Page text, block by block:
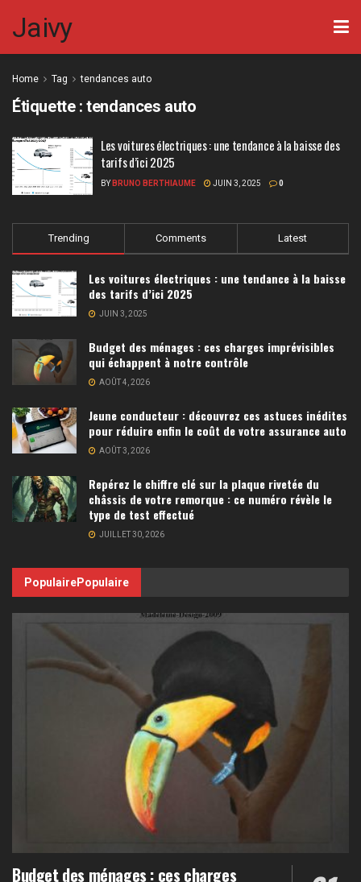
Jaivy
Home Tag tendances auto
Étiquette :tendances auto
Les voitures électriques : une tendance à la baisse des
tarifs d’ici 2025
BY BRUNO BERTHIAUME JUIN 3, 2025 0
Trending Comments Latest
Les voitures électriques : une tendance à la baisse
des tarifs d’ici 2025
JUIN 3, 2025
Budget des ménages : ces charges imprévisibles
qui échappent à notre contrôle
AOÛT 4, 2026
Jeune conducteur : découvrez ces astuces inédites
pour réduire enfin le coût de votre assurance auto
AOÛT 3, 2026
Repérez le chiffre clé sur la plaque rivetée du
châssis de votre remorque : ce numéro révèle le
type de test effectué
JUILLET 30, 2026
PopulairePopulaire
Budget des ménages : ces charges